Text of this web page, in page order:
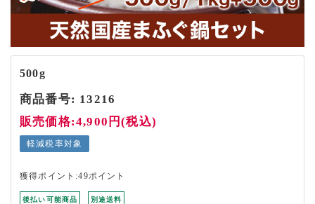
500g
商品番号: 13216
販売価格:4,900円(税込)
軽減税率対象
獲得ポイント:49ポイント
後払い可能商品 別途送料